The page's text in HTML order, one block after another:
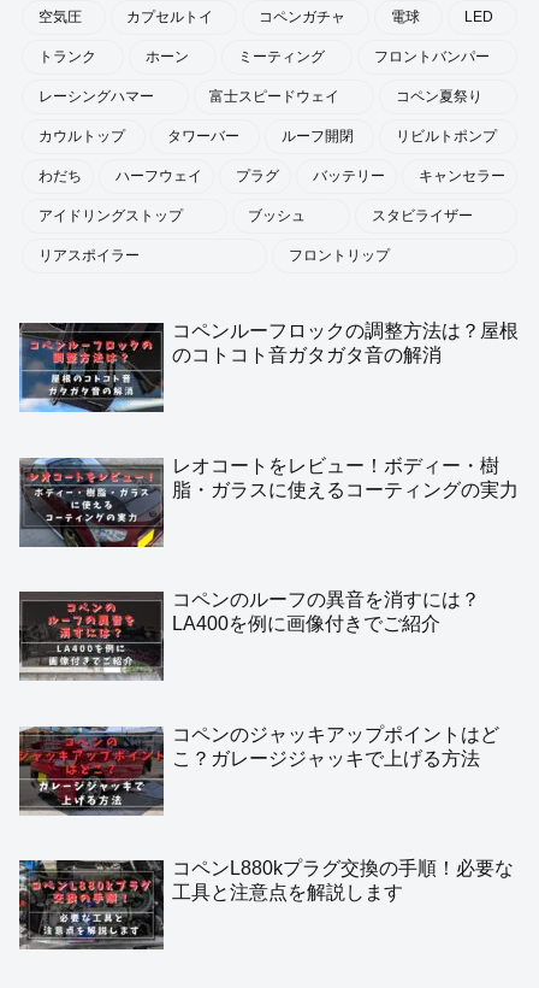
空気圧 カプセルトイ コペンガチャ 電球 LED
トランク ホーン ミーティング フロントバンパー
レーシングハマー 富士スピードウェイ コペン夏祭り
カウルトップ タワーバー ルーフ開閉 リビルトポンプ
わだち ハーフウェイ プラグ バッテリー キャンセラー
アイドリングストップ ブッシュ スタビライザー
リアスポイラー フロントリップ
コペンルーフロックの調整方法は？屋根
のコトコト音ガタガタ音の解消
レオコートをレビュー！ボディー・樹
脂・ガラスに使えるコーティングの実力
コペンのルーフの異音を消すには？
LA400を例に画像付きでご紹介
コペンのジャッキアップポイントはど
こ？ガレージジャッキで上げる方法
コペンL880kプラグ交換の手順！必要な
工具と注意点を解説します